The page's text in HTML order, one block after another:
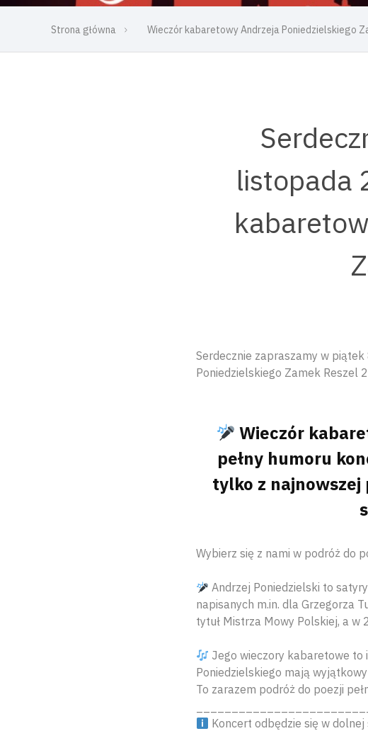
Strona główna Wieczór kabaretowy Andrzeja Poniedzielskiego
listopada
Serdecznie zapraszamy w
Poniedzielskiego Zamek Reszel
Wieczór
pełny humoru
tylko z
Wybierz się z nami w podróż do
Andrzej Poniedzielski to
napisanych m.in. dla Grzegorza
tytuł Mistrza Mowy Polskiej, a w
Jego wieczory kabaretowe to
Poniedzielskiego mają
To zarazem podróż do poezji
Koncert odbędzie się w